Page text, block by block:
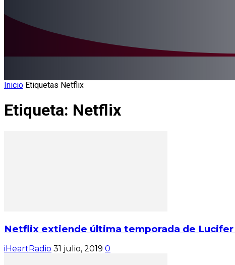
Inicio Etiquetas Netflix
Etiqueta: Netflix
Netflix extiende última temporada de Lucifer
iHeartRadio 31 julio, 2019 0